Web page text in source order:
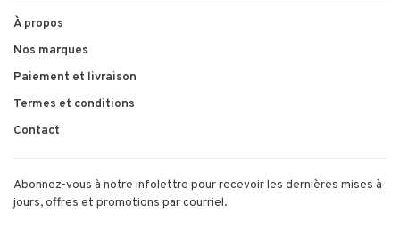
À propos
Nos marques
Paiement et livraison
Termes et conditions
Contact
Abonnez-vous à notre infolettre pour recevoir les dernières mises à
jours, offres et promotions par courriel.